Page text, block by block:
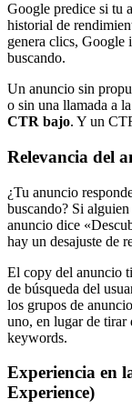
Google predice si tu
historial de
genera clics, Google
buscando.
Un anuncio sin
o sin una llamada a
CTR bajo. Y un
Relevancia del
¿Tu anuncio
buscando? Si
anuncio dice
hay un desajuste de
El copy del anuncio
de búsqueda del
los grupos de
uno, en lugar de tirar
keywords.
Experiencia en
Experience)